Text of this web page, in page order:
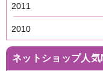
2011
2010
ネットショップ人